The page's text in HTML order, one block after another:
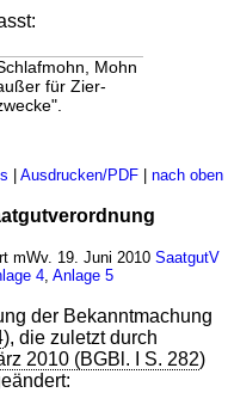
Mohn
für Zier-
| Ausdrucken/PDF| nach oben
mWv. 19. Juni 2010SaatgutV
4 ,Anlage 5
der Bekanntmachung
), die zuletzt durch
2010 (BGBl. I S. 282)